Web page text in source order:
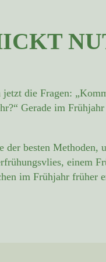
die Fragen:
Gerade im Frühjahr
der besten Methoden,
einem
im Frühjahr früher